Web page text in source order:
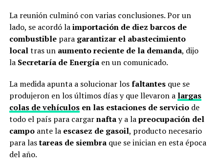
La reunión culminó con varias conclusiones. Por un
lado, se acordó laimportación de diez barcos de
combustible para garantizar el abastecimiento
localtras unaumento reciente de la demanda, dijo
la Secretaría de Energía en un comunicado.
La medida apunta a solucionar losfaltantes que se
produjeron en los últimos días y que llevaron a largas
colas de vehículosen las estaciones de serviciode
todo el país para cargarnaftay a lapreocupación del
campoante la escasez de gasoil, producto necesario
para lastareas de siembraque se inician en esta época
del año.